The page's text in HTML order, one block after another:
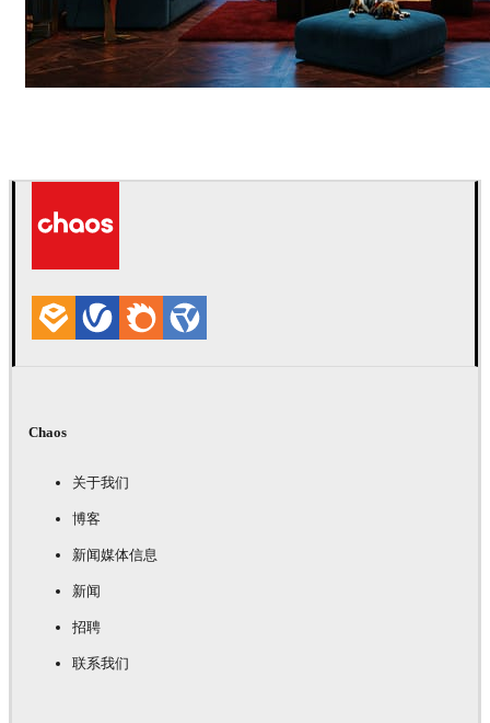
Chaos
关于我们
博客
新闻媒体信息
新闻
招聘
联系我们